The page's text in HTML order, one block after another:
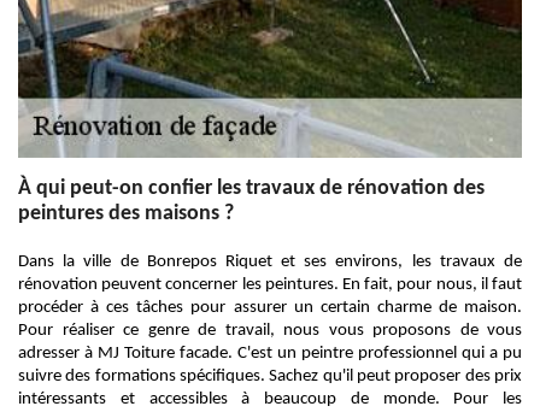
À qui peut-on confier les travaux de rénovation des
peintures des maisons ?
Dans la ville de Bonrepos Riquet et ses environs, les travaux de
rénovation peuvent concerner les peintures. En fait, pour nous, il faut
procéder à ces tâches pour assurer un certain charme de maison.
Pour réaliser ce genre de travail, nous vous proposons de vous
adresser à MJ Toiture facade. C'est un peintre professionnel qui a pu
suivre des formations spécifiques. Sachez qu'il peut proposer des prix
intéressants et accessibles à beaucoup de monde. Pour les